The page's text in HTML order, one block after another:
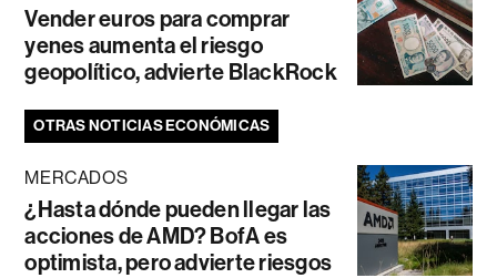
Vender euros para comprar
yenes aumenta el riesgo
geopolítico, advierte BlackRock
OTRAS NOTICIAS ECONÓMICAS
MERCADOS
¿Hasta dónde pueden llegar las
acciones de AMD? BofA es
optimista, pero advierte riesgos